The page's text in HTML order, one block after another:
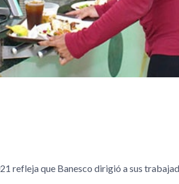
refleja que Banesco dirigió a sus